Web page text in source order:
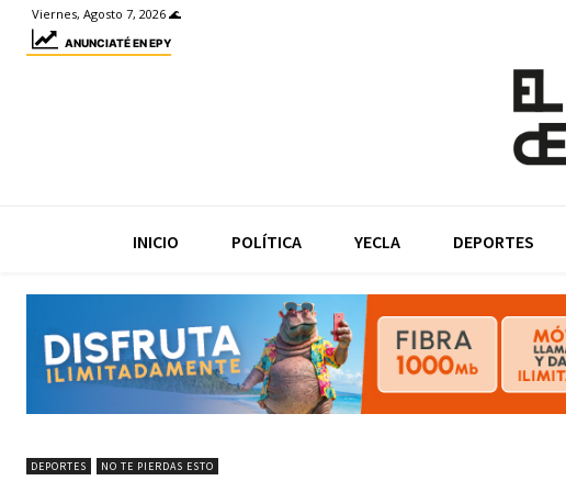
Viernes, Agosto 7, 2026 🌊
ANUNCIATÉ EN EPY
INICIO POLÍTICA YECLA DEPORTES
DEPORTES NO TE PIERDAS ESTO